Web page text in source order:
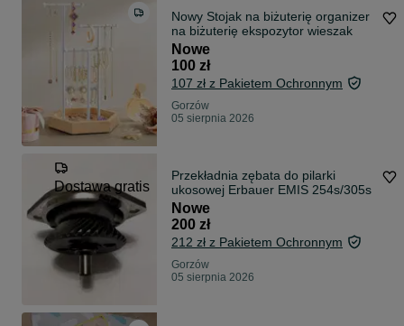
Nowy Stojak na biżuterię organizer
na biżuterię ekspozytor wieszak
Nowe
100 zł
107 zł z Pakietem Ochronnym
Gorzów
05 sierpnia 2026
Dostawa gratis
Przekładnia zębata do pilarki
ukosowej Erbauer EMIS 254s/305s
Nowe
200 zł
212 zł z Pakietem Ochronnym
Gorzów
05 sierpnia 2026